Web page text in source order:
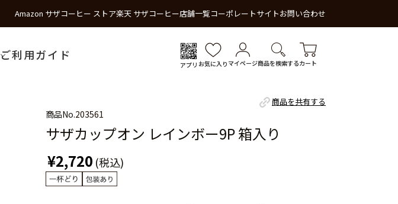
Amazon サザコーヒー ストア楽天 サザコーヒー店舗一覧コーポレートサイトお問い合わせ
ご利用ガイド
アプリ お気に入り マイページ商品を検索するカート
商品を共有する
商品No.203561
サザカップオン レインボー9P 箱入り
¥2,720 (税込)